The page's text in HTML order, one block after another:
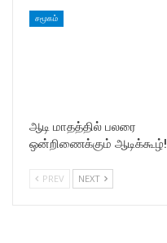
சமூகம்
ஆடி மாதத்தில் பலரை
ஒன்றிணைக்கும் ஆடிக்கூழ்!
PREV NEXT